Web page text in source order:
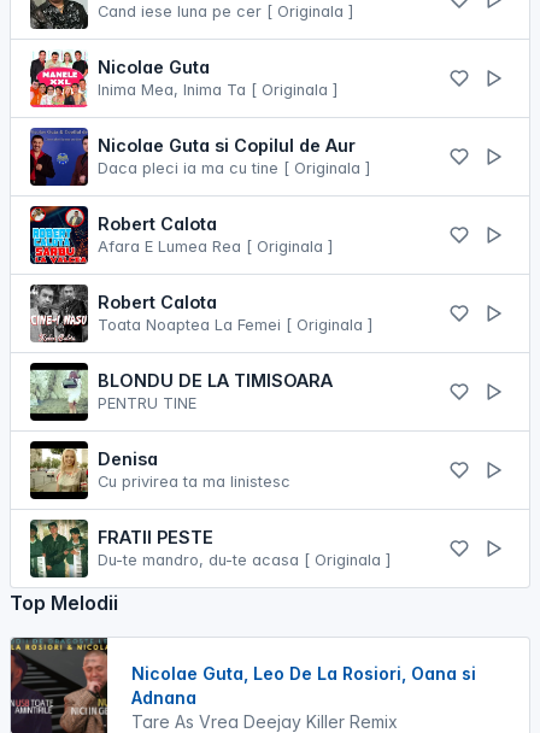
Cand iese luna pe cer [ Originala ]
Nicolae Guta
Inima Mea, Inima Ta [ Originala ]
Nicolae Guta si Copilul de Aur
Daca pleci ia ma cu tine [ Originala ]
Robert Calota
Afara E Lumea Rea [ Originala ]
Robert Calota
Toata Noaptea La Femei [ Originala ]
BLONDU DE LA TIMISOARA
PENTRU TINE
Denisa
Cu privirea ta ma linistesc
FRATII PESTE
Du-te mandro, du-te acasa [ Originala ]
Top Melodii
Nicolae Guta, Leo De La Rosiori, Oana si
Adnana
Tare As Vrea Deejay Killer Remix